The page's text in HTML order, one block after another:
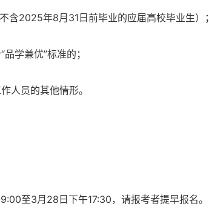
2025年8月31日前毕业的应届高校毕业生）；
学兼优”标准的；
员的其他情形。
至3月28日下午17:30，请报考者提早报名。